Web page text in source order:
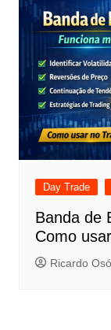
Day Trade
Banda de
Como
Ricardo